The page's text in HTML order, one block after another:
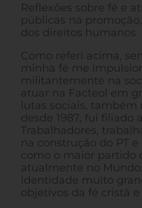
Reflexões sobre fé e
públicas na
dos direitos humanos
Como referi acima,
minha fé me
militantemente na
atuar na Facteol em
lutas sociais, também
desde 1987, fui filiado
Trabalhadores,
na construção do PT
como o maior partido
atualmente no
identidade muito
objetivos da fé cristã e